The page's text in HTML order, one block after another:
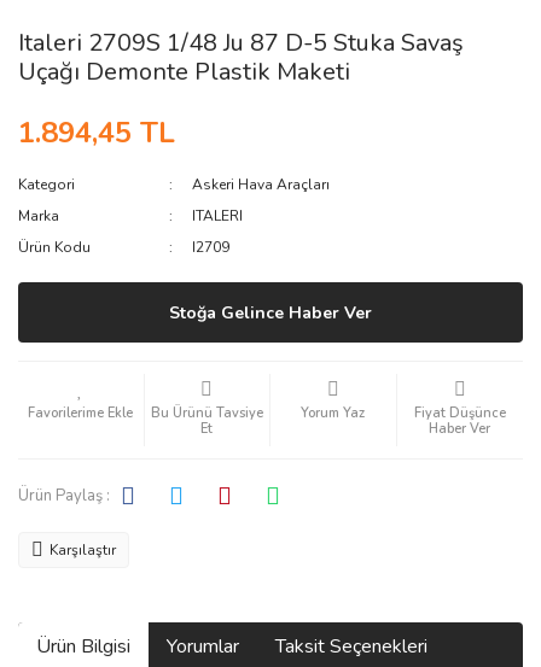
Italeri 2709S 1/48 Ju 87 D-5 Stuka Savaş
Uçağı Demonte Plastik Maketi
1.894,45 TL
Kategori
Askeri Hava Araçları
Marka
ITALERI
Ürün Kodu
I2709
Stoğa Gelince Haber Ver
Bu Ürünü Tavsiye
Et
Yorum Yaz
Fiyat Düşünce
Haber Ver
Ürün Paylaş :
Karşılaştır
Ürün Bilgisi Yorumlar Taksit Seçenekleri